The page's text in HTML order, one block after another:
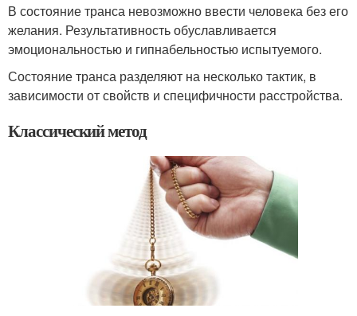
В состояние транса невозможно ввести человека без его
желания. Результативность обуславливается
эмоциональностью и гипнабельностью испытуемого.
Состояние транса разделяют на несколько тактик, в
зависимости от свойств и специфичности расстройства.
Классический метод